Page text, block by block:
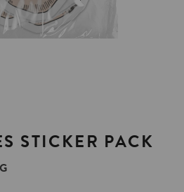
STICKER PACK